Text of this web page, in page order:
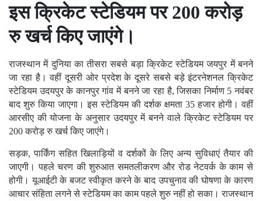
इस क्रिकेट स्टेडियम पर 200 करोड़
रु खर्च किए जाएंगे।
राजस्थान में दुनिया का तीसरा सबसे बड़ा क्रिकेट स्टेडियम जयपुर में बनने
जा रहा है। वहीं दूसरी ओर प्रदेश के दूसरे सबसे बड़े इंटरनेशनल क्रिकेट
स्टेडियम उदयपुर के कानपुर गांव में बनने जा रहा है, जिसका निर्माण 5 नवंबर
बाद शुरु किया जाएगा। इस स्टेडियम की दर्शक क्षमता 35 हजार होगी। वहीं
आरसीए की योजना के अनुसार उदयपुर में बनने वाले क्रिकेट स्टेडियम पर
200 करोड़ रु खर्च किए जाएंगे।
सड़क, पार्किंग सहित खिलाड़ियों व दर्शकों के लिए अन्य सुविधाएं तैयार की
जाएगी। पहले चरण की शुरुआत समतलीकरण और रोड नेटवर्क के काम से
होगी। यूआईटी के बजट स्वीकृत करने के बाद उपचुनाव की घोषणा के कारण
आचार संहिता लगने से स्टेडियम का काम पहले शुरु नहीं हो सका। राजस्थान